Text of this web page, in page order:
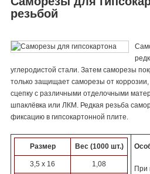
резьбой
углеродистой стали. Затем саморезы
только защищает саморезы от
сцепку с различными отделочными
шпаклёвка или ЛКМ. Редкая резьба
фиксацию в гипсокартонной плите.
Размер Вес (1000 шт.)
3,5 х 16 1,08
При